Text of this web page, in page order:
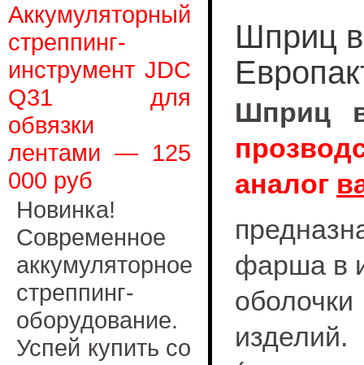
Аккумуляторный
стреппинг-
инструмент JDC
Q31 для
обвязки
лентами — 125
000 руб
Новинка!
Современное
аккумуляторное
стреппинг-
оборудование.
Успей купить со
Шприц
Шприц
аналог
фарша в